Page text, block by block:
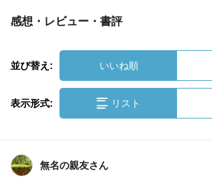
感想・レビュー・書評
並び替え: いいね順
表示形式: リスト
無名の親友さん